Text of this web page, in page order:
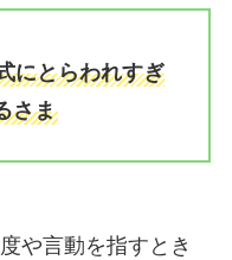
にとらわれすぎ
さま
や言動を指すとき